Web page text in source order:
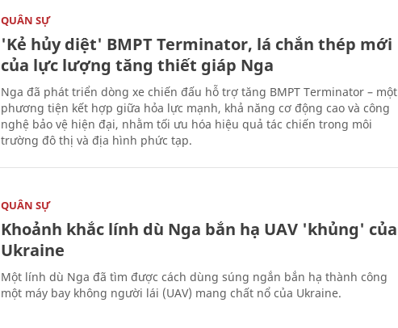
QUÂN SỰ
'Kẻ hủy diệt' BMPT Terminator, lá chắn thép mới
của lực lượng tăng thiết giáp Nga
Nga đã phát triển dòng xe chiến đấu hỗ trợ tăng BMPT Terminator – một
phương tiện kết hợp giữa hỏa lực mạnh, khả năng cơ động cao và công
nghệ bảo vệ hiện đại, nhằm tối ưu hóa hiệu quả tác chiến trong môi
trường đô thị và địa hình phức tạp.
QUÂN SỰ
Khoảnh khắc lính dù Nga bắn hạ UAV 'khủng' của
Ukraine
Một lính dù Nga đã tìm được cách dùng súng ngắn bắn hạ thành công
một máy bay không người lái (UAV) mang chất nổ của Ukraine.